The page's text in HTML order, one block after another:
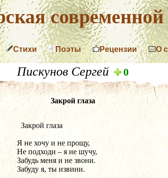
современной
Стихи Поэты Рецензии О
Пискунов Сергей 0
Закрой глаза
  Закрой глаза
Я не хочу и не прощу,
Не подходи – я не шучу,
Забудь меня и не звони.
Забуду я, ты извини.